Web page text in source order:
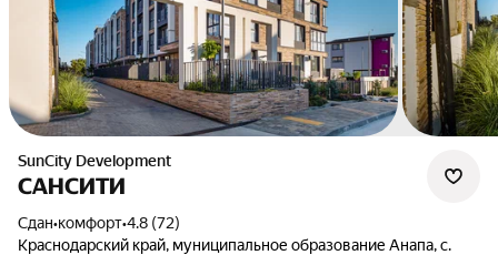
SunCity Development
САНСИТИ
Сдан•комфорт•4.8 (72)
Краснодарский край, муниципальное образование Анапа, с.